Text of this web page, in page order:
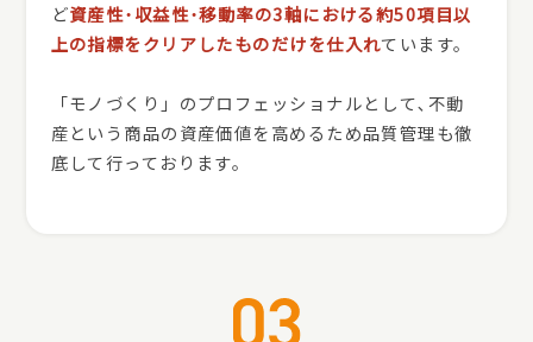
ど資産性･収益性･移動率の3軸における約50項目以
上の指標をクリアしたものだけを仕入れています。
「モノづくり」のプロフェッショナルとして､不動
産という商品の資産価値を高めるため品質管理も徹
底して行っております。